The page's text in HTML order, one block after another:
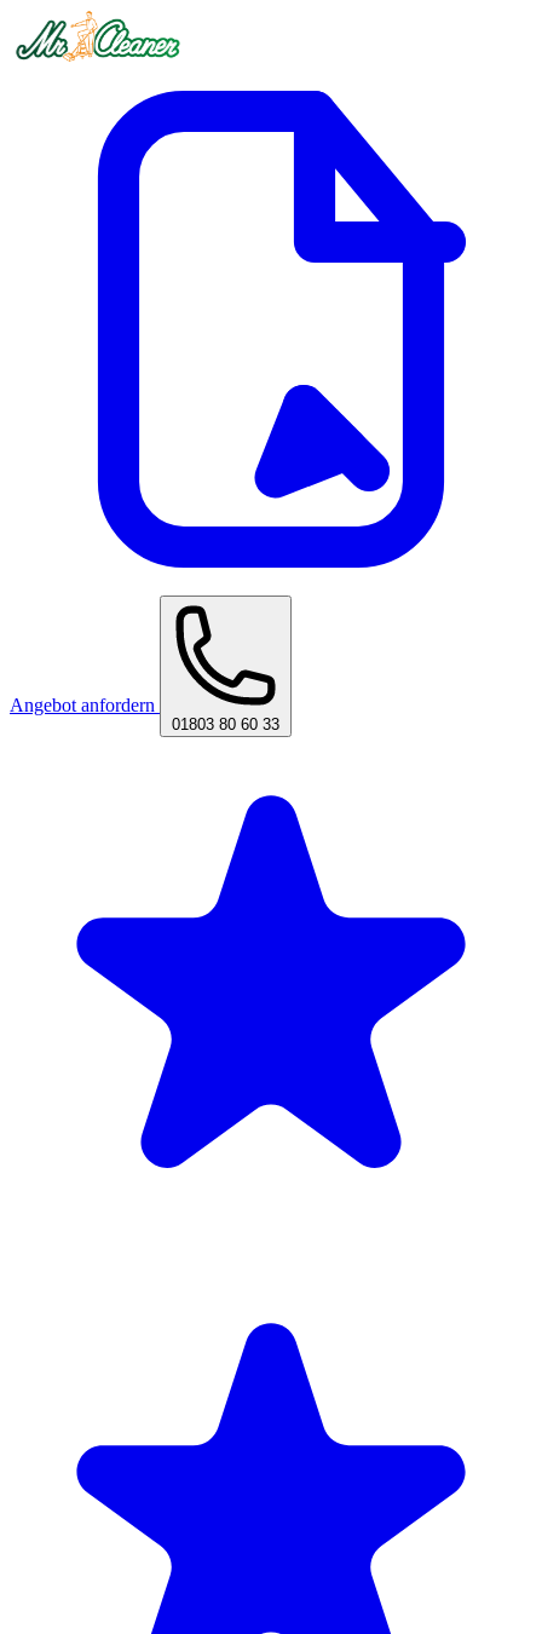
Angebot anfordern
01803 80 60 33